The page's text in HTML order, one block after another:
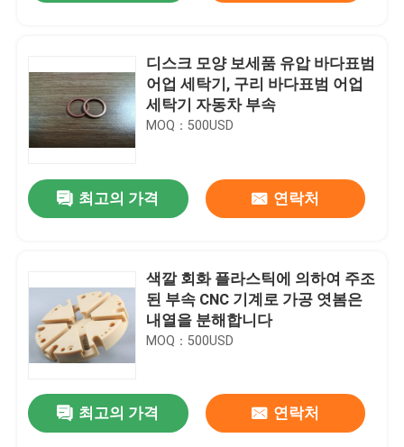
디스크 모양 보세품 유압 바다표범
어업 세탁기, 구리 바다표범 어업
세탁기 자동차 부속
MOQ：500USD
최고의 가격 연락처
색깔 회화 플라스틱에 의하여 주조
된 부속 CNC 기계로 가공 엿봄은
내열을 분해합니다
MOQ：500USD
최고의 가격 연락처